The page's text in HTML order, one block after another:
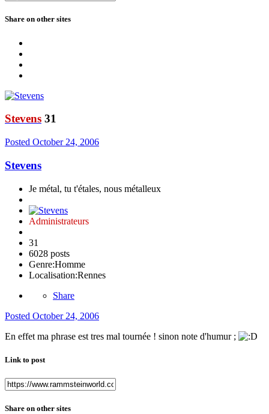
Share on other sites
Stevens 31
Posted October 24, 2006
Stevens
Je métal, tu t'étales, nous métalleux
Administrateurs
31
6028 posts
Genre:Homme
Localisation:Rennes
Share
Posted October 24, 2006
En effet ma phrase est tres mal tournée ! sinon note d'humur ;
Link to post
Share on other sites